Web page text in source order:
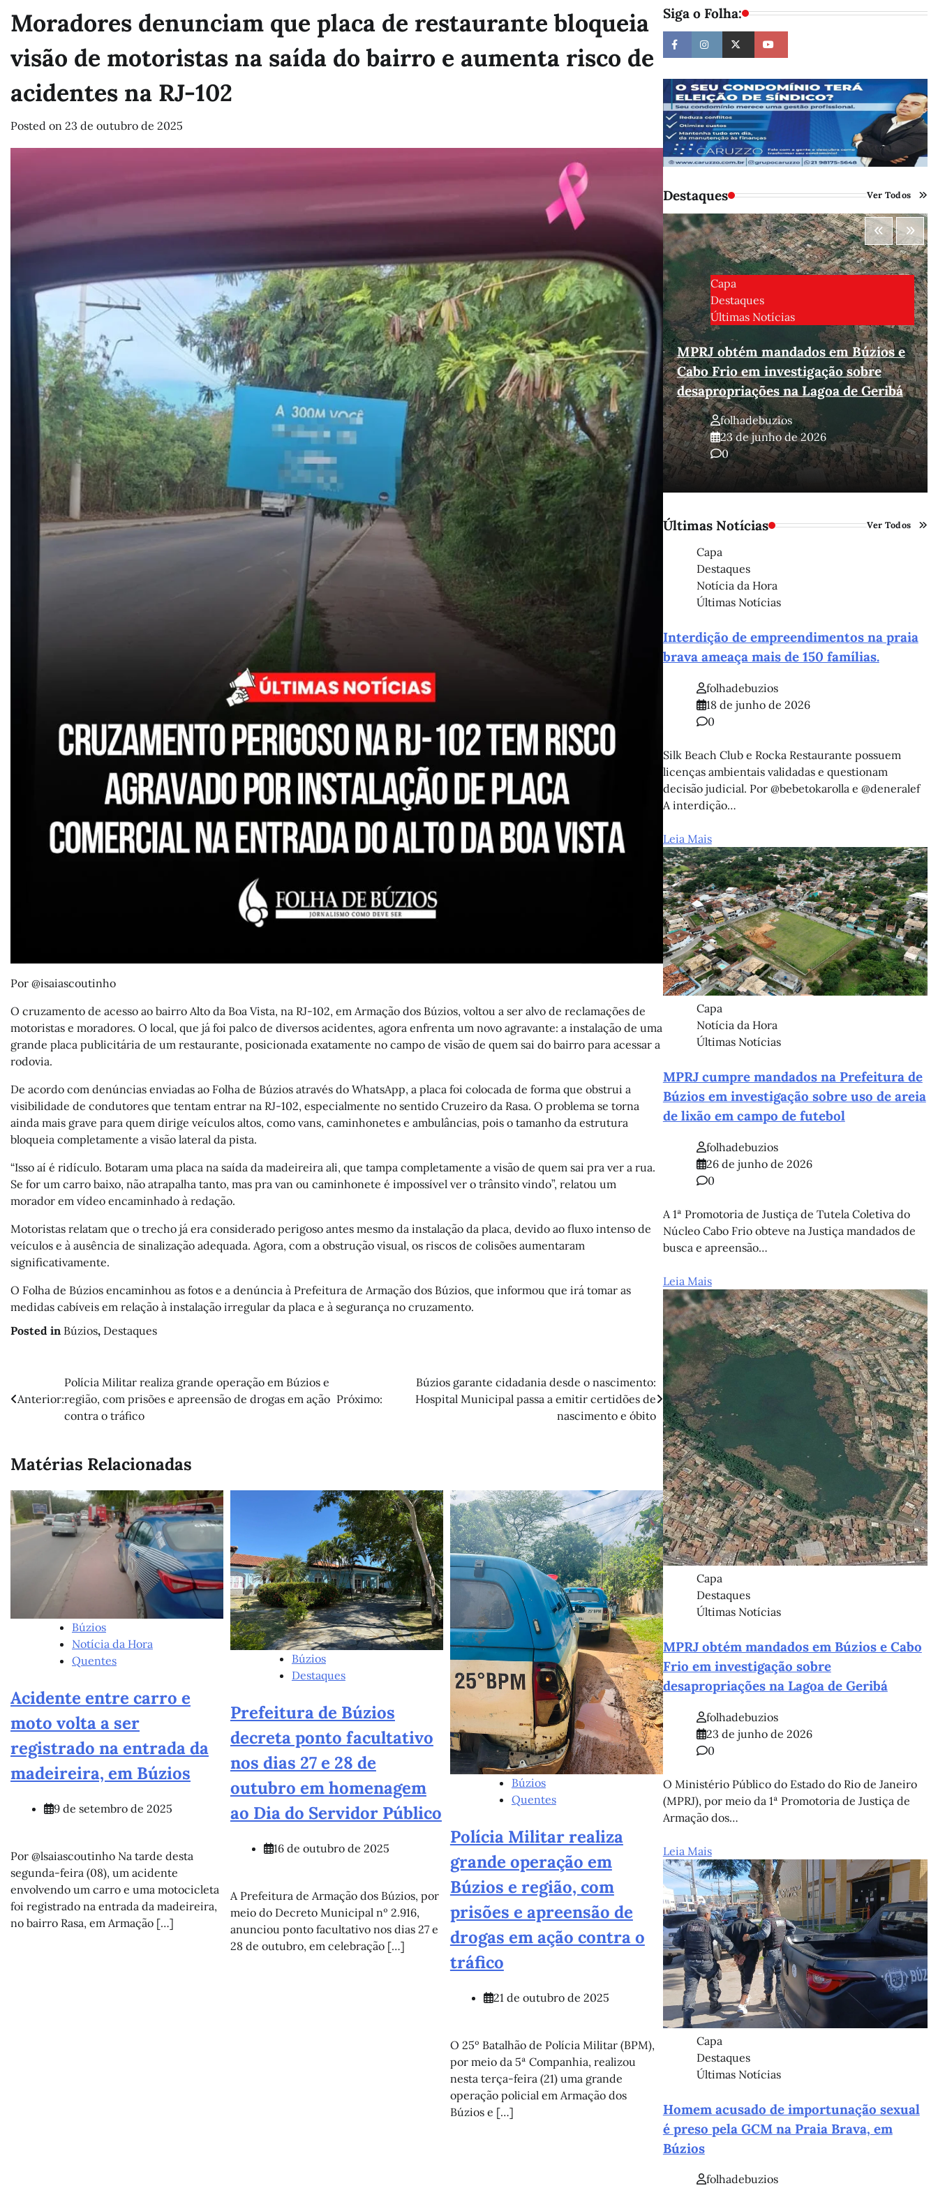
Moradores denunciam que placa de restaurante bloqueia
visão de motoristas na saída do bairro e aumenta risco de
acidentes na RJ-102
Posted on 23 de outubro de 2025
Por @isaiascoutinho
O cruzamento de acesso ao bairro Alto da Boa Vista, na RJ-102, em Armação dos Búzios, voltou a ser alvo de reclamações de
motoristas e moradores. O local, que já foi palco de diversos acidentes, agora enfrenta um novo agravante: a instalação de uma
grande placa publicitária de um restaurante, posicionada exatamente no campo de visão de quem sai do bairro para acessar a
rodovia.
De acordo com denúncias enviadas ao Folha de Búzios através do WhatsApp, a placa foi colocada de forma que obstrui a
visibilidade de condutores que tentam entrar na RJ-102, especialmente no sentido Cruzeiro da Rasa. O problema se torna
ainda mais grave para quem dirige veículos altos, como vans, caminhonetes e ambulâncias, pois o tamanho da estrutura
bloqueia completamente a visão lateral da pista.
“Isso aí é ridículo. Botaram uma placa na saída da madeireira ali, que tampa completamente a visão de quem sai pra ver a rua.
Se for um carro baixo, não atrapalha tanto, mas pra van ou caminhonete é impossível ver o trânsito vindo”, relatou um
morador em vídeo encaminhado à redação.
Motoristas relatam que o trecho já era considerado perigoso antes mesmo da instalação da placa, devido ao fluxo intenso de
veículos e à ausência de sinalização adequada. Agora, com a obstrução visual, os riscos de colisões aumentaram
significativamente.
O Folha de Búzios encaminhou as fotos e a denúncia à Prefeitura de Armação dos Búzios, que informou que irá tomar as
medidas cabíveis em relação à instalação irregular da placa e à segurança no cruzamento.
Posted in Búzios, Destaques
Navegação
de
Anterior:
Polícia Militar realiza grande operação em Búzios e
região, com prisões e apreensão de drogas em ação
contra o tráfico
Próximo:
Búzios garante cidadania desde o nascimento:
Hospital Municipal passa a emitir certidões de
nascimento e óbito
Matérias Relacionadas
Búzios
Notícia da Hora
Quentes
Acidente entre carro e
moto volta a ser
registrado na entrada da
madeireira, em Búzios
9 de setembro de 2025
Por @lsaiascoutinho Na tarde desta
segunda-feira (08), um acidente
envolvendo um carro e uma motocicleta
foi registrado na entrada da madeireira,
no bairro Rasa, em Armação […]
Búzios
Destaques
Prefeitura de Búzios
decreta ponto facultativo
nos dias 27 e 28 de
outubro em homenagem
ao Dia do Servidor Público
16 de outubro de 2025
A Prefeitura de Armação dos Búzios, por
meio do Decreto Municipal nº 2.916,
anunciou ponto facultativo nos dias 27 e
28 de outubro, em celebração […]
Búzios
Quentes
Polícia Militar realiza
grande operação em
Búzios e região, com
prisões e apreensão de
drogas em ação contra o
tráfico
21 de outubro de 2025
O 25º Batalhão de Polícia Militar (BPM),
por meio da 5ª Companhia, realizou
nesta terça-feira (21) uma grande
operação policial em Armação dos
Búzios e […]
Siga o Folha:
Destaques Ver Todos
Capa
Destaques
Últimas Notícias
Blitz educativa reforça combate à
violência contra a mulher em Búzios
folhadebuzios
18 de junho de 2026
0
Capa
Destaques
Últimas Notícias
MPRJ obtém mandados em Búzios e
Cabo Frio em investigação sobre
desapropriações na Lagoa de Geribá
folhadebuzios
23 de junho de 2026
0
Últimas Notícias Ver Todos
Capa
Destaques
Notícia da Hora
Últimas Notícias
Interdição de empreendimentos na praia
brava ameaça mais de 150 famílias.
folhadebuzios
18 de junho de 2026
0
Silk Beach Club e Rocka Restaurante possuem
licenças ambientais validadas e questionam
decisão judicial. Por @bebetokarolla e @deneralef
A interdição…
Leia Mais
Capa
Notícia da Hora
Últimas Notícias
MPRJ cumpre mandados na Prefeitura de
Búzios em investigação sobre uso de areia
de lixão em campo de futebol
folhadebuzios
26 de junho de 2026
0
A 1ª Promotoria de Justiça de Tutela Coletiva do
Núcleo Cabo Frio obteve na Justiça mandados de
busca e apreensão…
Leia Mais
Capa
Destaques
Últimas Notícias
MPRJ obtém mandados em Búzios e Cabo
Frio em investigação sobre
desapropriações na Lagoa de Geribá
folhadebuzios
23 de junho de 2026
0
O Ministério Público do Estado do Rio de Janeiro
(MPRJ), por meio da 1ª Promotoria de Justiça de
Armação dos…
Leia Mais
Capa
Destaques
Últimas Notícias
Homem acusado de importunação sexual
é preso pela GCM na Praia Brava, em
Búzios
folhadebuzios